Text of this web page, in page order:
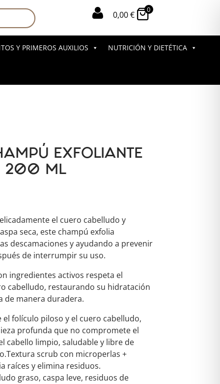
 0,00€
0
Y PRIMEROS AUXILIOS NUTRICIÓN Y DIETÉTICA
EXFOLIANTE
200 ML
el cuero cabelludo y
seca, este champú exfolia
descamaciones y ayudando a prevenir
de interrumpir su uso.
ingredientes activos respeta el
cabelludo, restaurando su hidratación
de manera duradera.
folículo piloso y el cuero cabelludo,
profunda que no compromete el
cabello limpio, saludable y libre de
scrub con microperlas +
raíces y elimina residuos.
graso, caspa leve, residuos de